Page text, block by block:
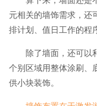
元相关的墙饰需求，还
排计划、值日工作的程
除了墙面，还可以利
个别区域用整体涂刷、
供小块装饰。